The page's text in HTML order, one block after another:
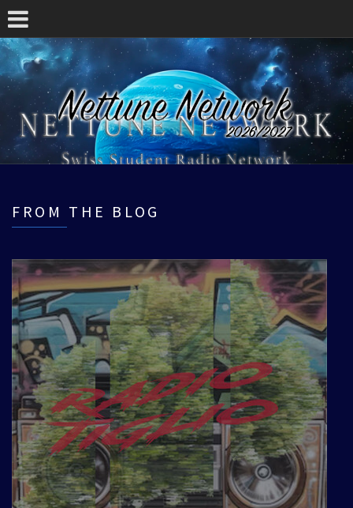
FROM THE BLOG